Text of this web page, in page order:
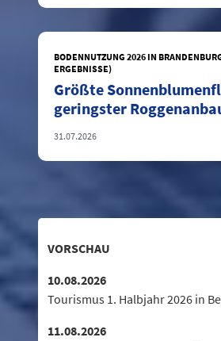
BODENNUTZUNG 2026 IN
ERGEBNISSE)
Größte
geringster
31.07.2026
VORSCHAU
10.08.2026
Tourismus 1. Halbjahr 2026 in
11.08.2026